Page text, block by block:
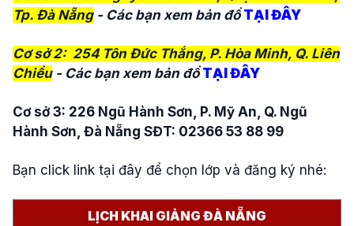
Tp. Đà Nẵng- Các bạn xem bản đồTẠI ĐÂY
Cơ sở 2: 254 Tôn Đức Thắng, P. Hòa Minh, Q. Liên
Chiểu- Các bạn xem bản đồTẠI ĐÂY
Cơ sở 3: 226 Ngũ Hành Sơn, P. Mỹ An, Q. Ngũ
Hành Sơn, Đà Nẵng SĐT: 02366 53 88 99
Bạn click link tại đây để chọn lớp và đăng ký nhé:
LỊCH KHAI GIẢNG ĐÀ NẴNG